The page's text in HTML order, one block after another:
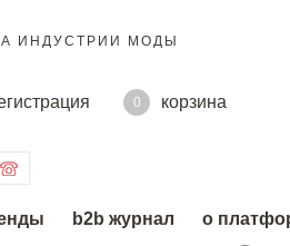
ИНДУСТРИИ МОДЫ
0
корзина
b2b журнал о